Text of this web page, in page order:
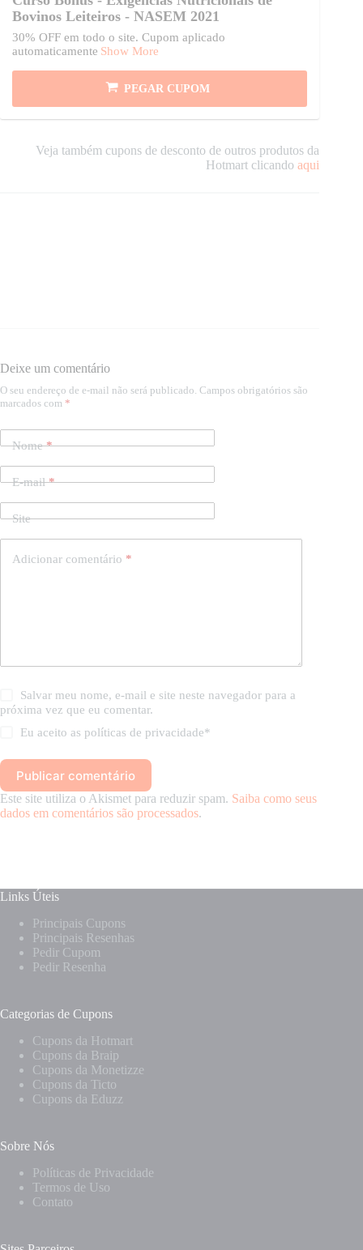
Bovinos Leiteiros - NASEM 2021
30% OFF em todo o site. Cupom aplicado
automaticamente Show More
PEGAR CUPOM
Veja também cupons de desconto de outros produtos da
Hotmart clicandoaqui
Deixe um comentário
O seu endereço de e-mail não será publicado. Campos obrigatórios são
marcados com *
Nome*
E-mail*
Site
Adicionar comentário *
Salvar meu nome, e-mail e site neste navegador para a
próxima vez que eu comentar.
Eu aceito as políticas de privacidade*
Publicar comentário
Este site utiliza o Akismet para reduzir spam. Saiba como seus
dados em comentários são processados.
Links Úteis
Principais Cupons
Principais Resenhas
Pedir Cupom
Pedir Resenha
Categorias de Cupons
Cupons da Hotmart
Cupons da Braip
Cupons da Monetizze
Cupons da Ticto
Cupons da Eduzz
Sobre Nós
Políticas de Privacidade
Termos de Uso
Contato